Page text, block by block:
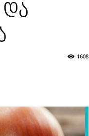
და
1608